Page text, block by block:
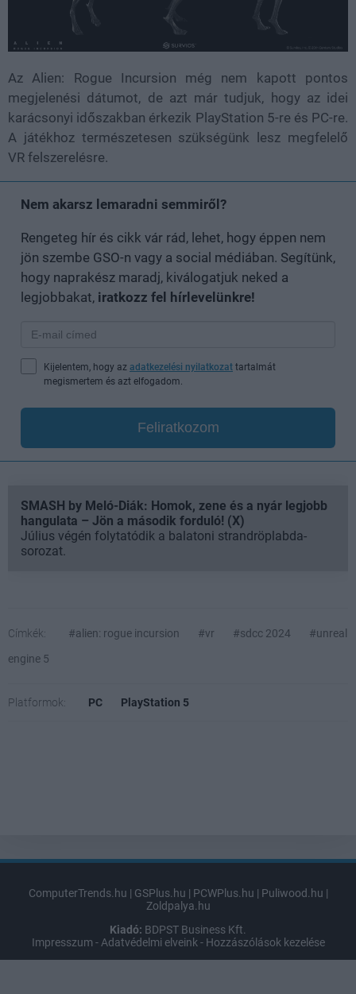
Az Alien: Rogue Incursion még nem kapott pontos
megjelenési dátumot, de azt már tudjuk, hogy az idei
karácsonyi időszakban érkezik PlayStation 5-re és PC-re.
A játékhoz természetesen szükségünk lesz megfelelő
VR felszerelésre.
Nem akarsz lemaradni semmiről?
Rengeteg hír és cikk vár rád, lehet, hogy éppen nem
jön szembe GSO-n vagy a social médiában. Segítünk,
hogy naprakész maradj, kiválogatjuk neked a
legjobbakat, iratkozz fel hírlevelünkre!
Kijelentem, hogy az adatkezelési nyilatkozat tartalmát
megismertem és azt elfogadom.
Feliratkozom
SMASH by Meló-Diák: Homok, zene és a nyár legjobb
hangulata – Jön a második forduló! (X)
Július végén folytatódik a balatoni strandröplabda-
sorozat.
Címkék: #alien: rogue incursion #vr #sdcc 2024
#unreal
engine 5
Platformok: PC PlayStation 5
ComputerTrends.hu | GSPlus.hu | PCWPlus.hu | Puliwood.hu |
Zoldpalya.hu
Kiadó: BDPST Business Kft.
Impresszum - Adatvédelmi elveink - Hozzászólások kezelése